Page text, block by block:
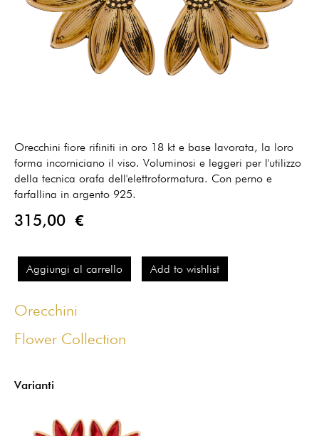
Orecchini fiore rifiniti in oro 18 kt e base lavorata, la loro
forma incorniciano il viso. Voluminosi e leggeri per l'utilizzo
della tecnica orafa dell'elettroformatura. Con perno e
farfallina in argento 925.
315,00 €
Aggiungi al carrello Add to wishlist
Orecchini
Flower Collection
Varianti